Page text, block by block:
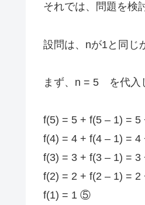
それでは、問題を検
設問は、nが1と同じ
まず、n = 5 を代入
f(5) = 5 + f(5 – 1) =
f(4) = 4 + f(4 – 1) =
f(3) = 3 + f(3 – 1) =
f(2) = 2 + f(2 – 1) =
f(1) = 1 ⑤